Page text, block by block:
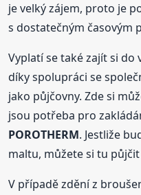
je velký zájem, proto je
s dostatečným časovým
Vyplatí se také zajít si
díky spolupráci se
jako půjčovny. Zde si
jsou potřeba pro
POROTHERM. Jestliže
maltu, můžete si tu
V případě zdění z